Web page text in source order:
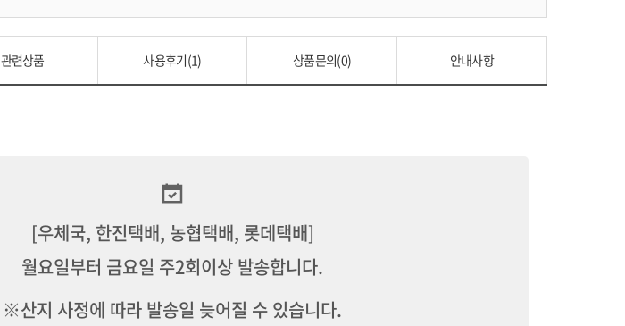
관련상품 사용후기(1) 상품문의(0) 안내사항
[우체국, 한진택배, 농협택배, 롯데택배]
월요일부터 금요일 주2회이상 발송합니다.
※산지 사정에 따라 발송일 늦어질 수 있습니다.